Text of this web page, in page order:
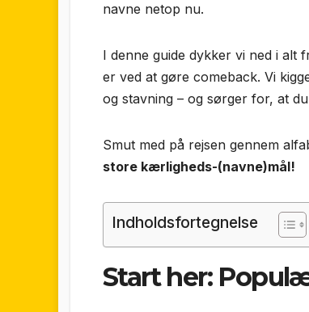
navne netop nu.
I denne guide dykker vi ned i alt
er ved at gøre comeback. Vi
og stavning – og sørger for, at
Smut med på rejsen gennem
store kærligheds-(navne)mål!
Indholdsfortegnelse
Start her: